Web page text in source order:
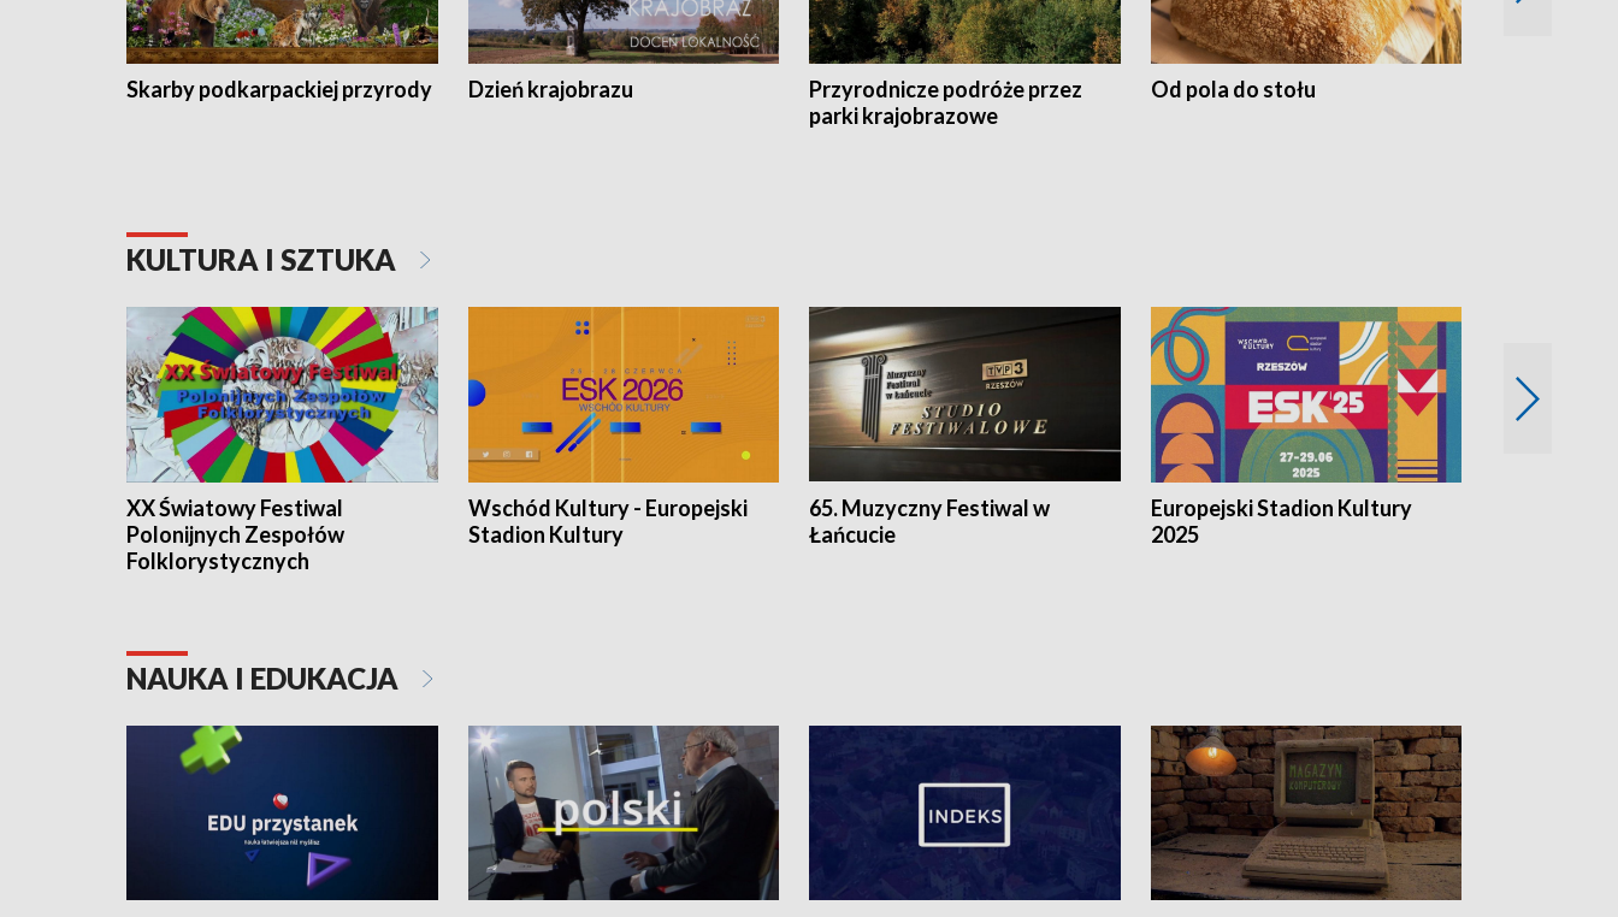
Skarby podkarpackiej przyrody Dzień krajobrazu
Przyrodnicze podróże przez
parki krajobrazowe
Od pola do stołu
KULTURA I SZTUKA
XX Światowy Festiwal
Polonijnych Zespołów
Folklorystycznych
Wschód Kultury - Europejski
Stadion Kultury
65. Muzyczny Festiwal w
Łańcucie
Europejski Stadion Kultury
2025
NAUKA I EDUKACJA